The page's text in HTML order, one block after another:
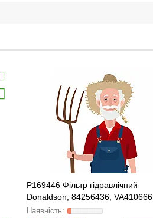
P169446 Фільтр гідравлічний
Donaldson, 84256436, VA410666,
324626A1